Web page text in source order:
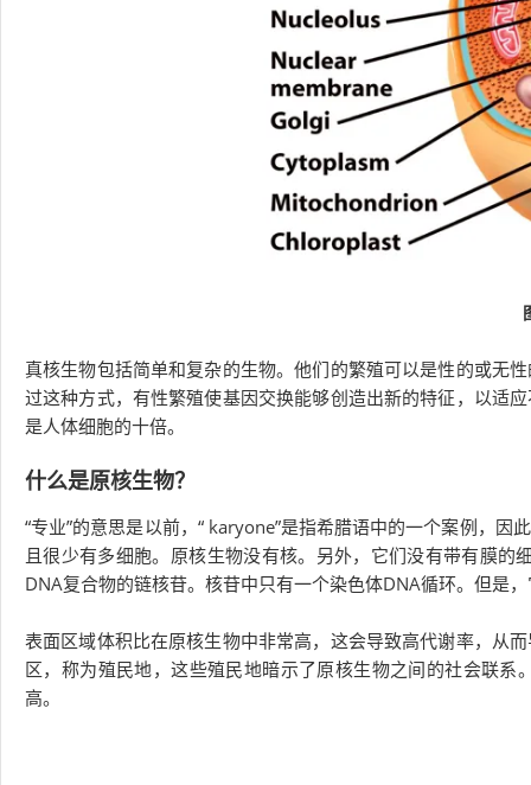
真核生物包括简单和复杂的生物。他们的繁殖可以是性的或无
过这种方式，有性繁殖使基因交换能够创造出新的特征，以适
是人体细胞的十倍。
什么是原核生物？
“专业”的意思是以前，“ karyone”是指希腊语中的一个案例，
且很少有多细胞。原核生物没有核。另外，它们没有带有膜
DNA复合物的链核苷。核苷中只有一个染色体DNA循环。但是
表面区域体积比在原核生物中非常高，这会导致高代谢率，从
区，称为殖民地，这些殖民地暗示了原核生物之间的社会联
高。